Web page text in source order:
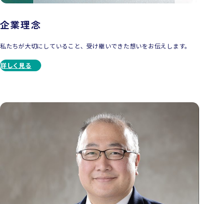
企業理念
私たちが大切にしていること、受け継いできた想いをお伝えします。
詳しく見る